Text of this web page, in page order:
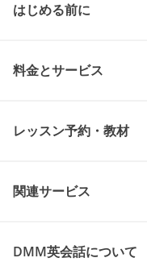
はじめる前に
料金とサービス
レッスン予約・教材
関連サービス
DMM英会話について